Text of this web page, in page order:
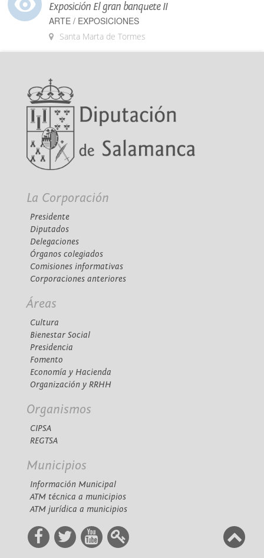
Exposición El gran banquete II
ARTE / EXPOSICIONES
Santa Marta de Tormes
La Corporación
Presidente
Diputados
Delegaciones
Órganos colegiados
Comisiones informativas
Corporaciones anteriores
Áreas
Cultura
Bienestar Social
Presidencia
Fomento
Economía y Hacienda
Organización y RRHH
Organismos
CIPSA
REGTSA
Municipios
Información Municipal
ATM técnica a municipios
ATM jurídica a municipios